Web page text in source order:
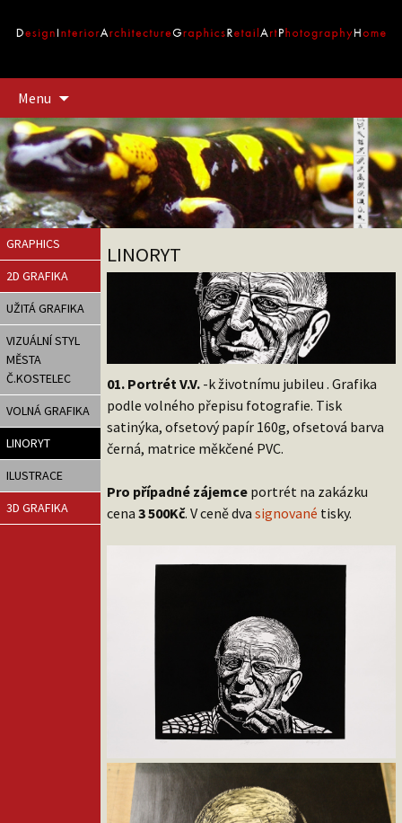
Menu
obsahu
webu
GRAPHICS
2D GRAFIKA
UŽITÁ GRAFIKA
VIZUÁLNÍ STYL
MĚSTA
Č.KOSTELEC
VOLNÁ GRAFIKA
LINORYT
ILUSTRACE
3D GRAFIKA
LINORYT
01. Portrét V.V.-k životnímu jubileu . Grafika
podle volného přepisu fotografie. Tisk
satinýka, ofsetový papír 160g, ofsetová barva
černá, matrice měkčené PVC.
Pro případné zájemce portrét na zakázku
cena 3 500Kč. V ceně dva signované tisky.